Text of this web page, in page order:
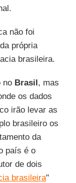
não foi
própria
brasileira.
no Brasil, mas
os dados
irão levar as
brasileiro os
da
país é o
de dois
brasileira"